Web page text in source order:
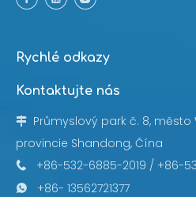
Rychlé odkazy
Kontaktujte nás

Průmyslový park č. 8, město
provincie Shandong, Čína
 +86-532-6885-2019 / +86-
 +86- 13562721377